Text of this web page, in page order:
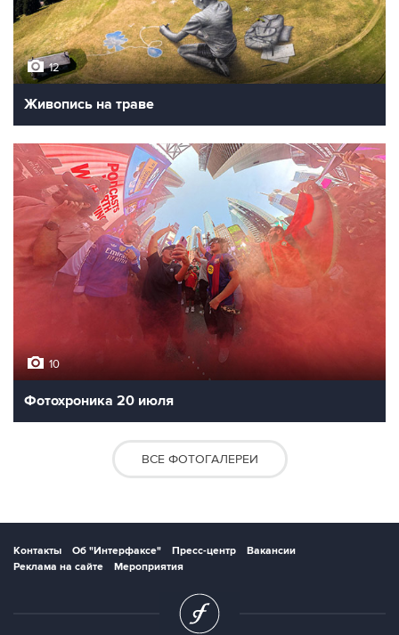
12
Живопись на траве
10
Фотохроника 20 июля
ВСЕ ФОТОГАЛЕРЕИ
Контакты Об "Интерфаксе" Пресс-центр
Вакансии
Реклама на сайте
Мероприятия